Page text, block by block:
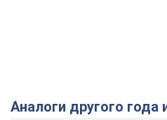
Аналоги другого года